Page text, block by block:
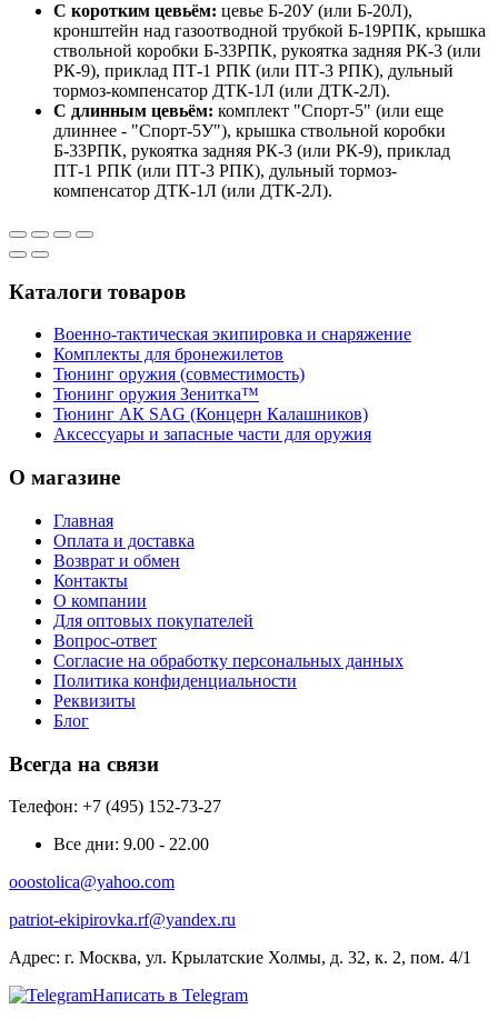
С коротким цевьём: цевье Б-20У (или Б-20Л),
кронштейн над газоотводной трубкой Б-19РПК, крышка
ствольной коробки Б-33РПК, рукоятка задняя РК-3 (или
РК-9), приклад ПТ-1 РПК (или ПТ-3 РПК), дульный
тормоз-компенсатор ДТК-1Л (или ДТК-2Л).
С длинным цевьём: комплект "Спорт-5" (или еще
длиннее - "Спорт-5У"), крышка ствольной коробки
Б-33РПК, рукоятка задняя РК-3 (или РК-9), приклад
ПТ-1 РПК (или ПТ-3 РПК), дульный тормоз-
компенсатор ДТК-1Л (или ДТК-2Л).
Каталоги товаров
Военно-тактическая экипировка и снаряжение
Комплекты для бронежилетов
Тюнинг оружия (совместимость)
Тюнинг оружия Зенитка™
Тюнинг АК SAG (Концерн Калашников)
Аксессуары и запасные части для оружия
О магазине
Главная
Оплата и доставка
Возврат и обмен
Контакты
О компании
Для оптовых покупателей
Вопрос-ответ
Согласие на обработку персональных данных
Политика конфиденциальности
Реквизиты
Блог
Всегда на связи
Телефон: +7 (495) 152-73-27
Все дни: 9.00 - 22.00
ooostolica@yahoo.com
patriot-ekipirovka.rf@yandex.ru
Адрес: г. Москва, ул. Крылатские Холмы, д. 32, к. 2, пом. 4/1
Написать в Telegram